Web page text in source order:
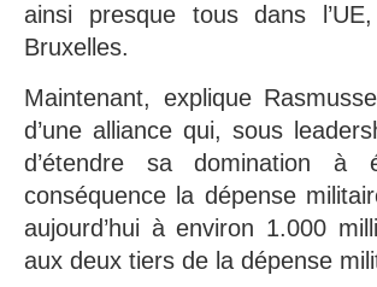
ainsi presque tous dans
Bruxelles.
Maintenant, explique
d’une alliance qui, sous
d’étendre sa domination à
conséquence la dépense
aujourd’hui à environ 1.000
aux deux tiers de la dépense